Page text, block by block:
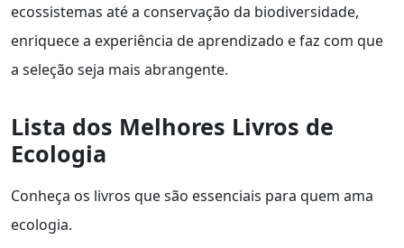
ecossistemas até a conservação da biodiversidade,
enriquece a experiência de aprendizado e faz com que
a seleção seja mais abrangente.
Lista dos Melhores Livros de
Ecologia
Conheça os livros que são essenciais para quem ama
ecologia.